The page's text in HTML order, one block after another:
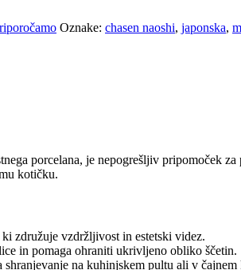
Oznake: chasen naoshi, japonska,
porcelana, je nepogrešljiv pripomoček za
kotičku.
združuje vzdržljivost in estetski videz.
in pomaga ohraniti ukrivljeno obliko ščetin.
na kuhinjskem pultu ali v